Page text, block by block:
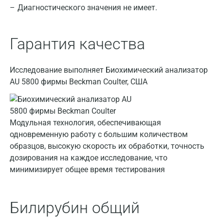
Диагностического значения не имеет.
Гарантия качества
Исследование выполняет Биохимический анализатор
AU 5800 фирмы Beckman Coulter, США
Модульная технология, обеспечивающая
одновременную работу с большим количеством
образцов, высокую скорость их обработки, точность
дозирования на каждое исследование, что
минимизирует общее время тестирования
Билирубин общий
Санкт-Петербург
Казань
Альметьевск
Апрелевка
Армавир
Астрахань
Балашиха
Брянск